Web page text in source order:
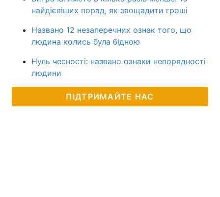
найдієвіших порад, як заощадити гроші
Названо 12 незаперечних ознак того, що
людина колись була бідною
Нуль чесності: названо ознаки непорядності
людини
ПІДТРИМАЙТЕ НАС